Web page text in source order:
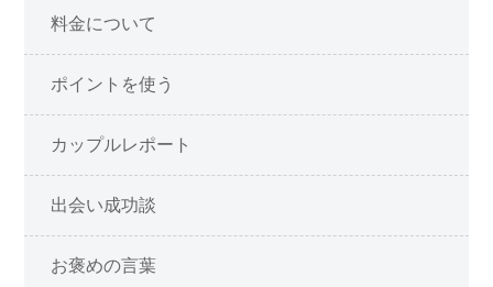
料金について
ポイントを使う
カップルレポート
出会い成功談
お褒めの言葉